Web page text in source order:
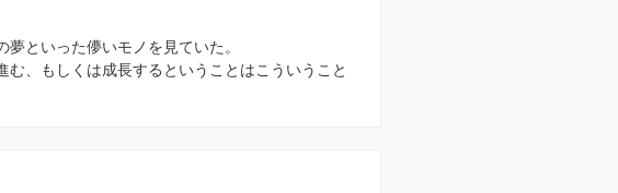
といった儚いモノを見ていた。
む、もしくは成長するということはこういうこと